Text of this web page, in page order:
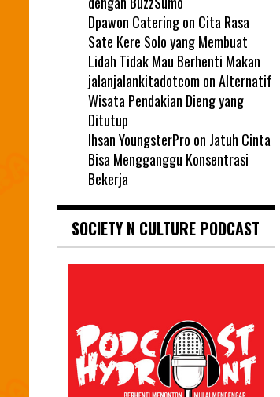
Dpawon Cateringon Cita Rasa
Sate Kere Solo yang Membuat
Lidah Tidak Mau Berhenti Makan
jalanjalankitadotcom onAlternatif
Wisata Pendakian Dieng yang
Ditutup
Ihsan YoungsterPro on Jatuh Cinta
Bisa Mengganggu Konsentrasi
Bekerja
SOCIETY N CULTURE PODCAST